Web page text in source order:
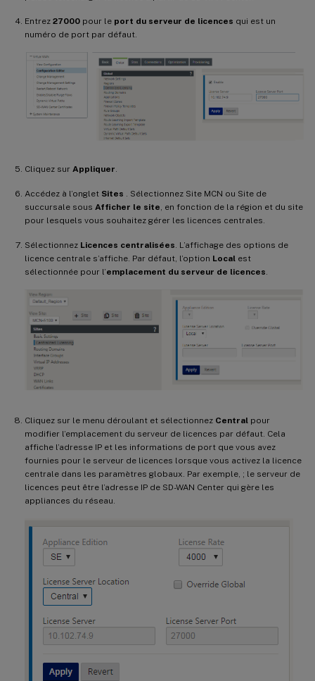
Entrez 27000 pour le port du serveur de licences qui est un
numéro de port par défaut.
Cliquez sur Appliquer.
Accédez à l’onglet Sites . Sélectionnez Site MCN ou Site de
succursale sous Afficher le site, en fonction de la région et du site
pour lesquels vous souhaitez gérer les licences centrales.
Sélectionnez Licences centralisées. L’affichage des options de
licence centrale s’affiche. Par défaut, l’option Local est
sélectionnée pour l’emplacement du serveur de licences.
Cliquez sur le menu déroulant et sélectionnez Central pour
modifier l’emplacement du serveur de licences par défaut. Cela
affiche l’adresse IP et les informations de port que vous avez
fournies pour le serveur de licences lorsque vous activez la licence
centrale dans les paramètres globaux. Par exemple, ; le serveur de
licences peut être l’adresse IP de SD-WAN Center qui gère les
appliances du réseau.